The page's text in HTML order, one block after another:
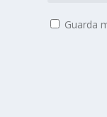
Guarda